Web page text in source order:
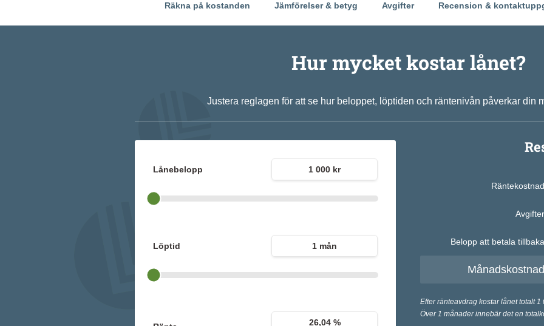
Räkna på kostanden Jämförelser & betyg Avgifter Recension &
Hur mycket kostar lånet?
Justera reglagen för att se hur beloppet, löptiden och räntenivån påverkar din
Lånebelopp 1 000 kr
Löptid 1 mån
26,04 %
Räntekostnad
Avgifter
Belopp att betala tillbaka
Månadskostnad
Efter ränteavdrag kostar lånet totalt
Över 1 månader innebär det en